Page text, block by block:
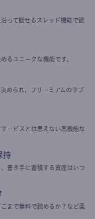
って話せるスレッド機能で読
るユニークな機能です。
められ、フリーミアムのサブ
ービスとは思えない高機能な
持
書き手に蓄積する資産はいつ
まで無料で読めるか？など柔